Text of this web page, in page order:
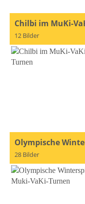
12 Bilder
28 Bilder